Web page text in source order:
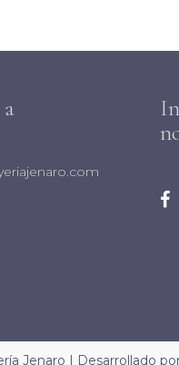
Jenaro | Desarrollado